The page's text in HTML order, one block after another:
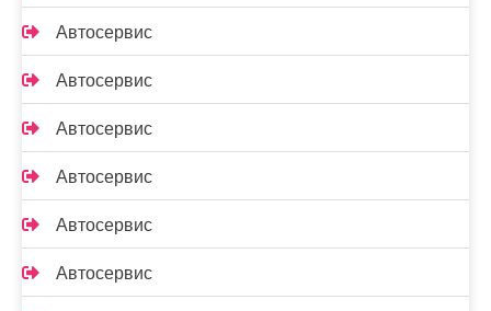
Автосервис
Автосервис
Автосервис
Автосервис
Автосервис
Автосервис